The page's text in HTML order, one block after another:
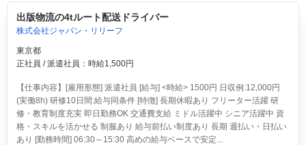
出版物流の4tルート配送ドライバー
株式会社ジャパン・リリーフ
東京都
正社員 / 派遣社員：時給1,500円
【仕事内容】[雇用形態] 派遣社員 [給与] <時給> 1500円 日収例:12,000円
(実働8h) 研修10日間:給与同条件 [特徴] 長期休暇あり フリーター活躍 研
修・教育制度充実 即日勤務OK 交通費支給 ミドル活躍中 シニア活躍中 資
格・スキルを活かせる 制服あり 給与前払い制度あり 長期 週払い・日払い
あり [勤務時間] 06:30～15:30 高めの給与ベースで安定...